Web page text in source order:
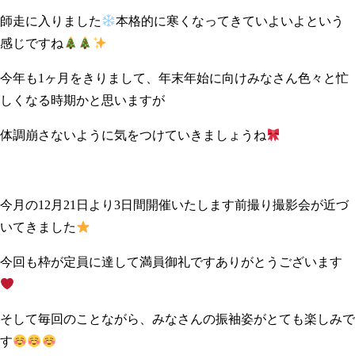
師走に入りました
本格的に寒くなってきていよいよという
感じですね
今年も1ヶ月をきりまして、年末年始に向けみなさん色々と忙
しくなる時期かと思いますが
体調崩さないように気をつけていきましょうね
今月の12月21日より3日間開催いたします前撮り撮影会が近づ
いてきました
今回も枠が定員に達して満員御礼ですありがとうございます
そして毎回のことながら、みなさんの振袖姿がとても楽しみで
す